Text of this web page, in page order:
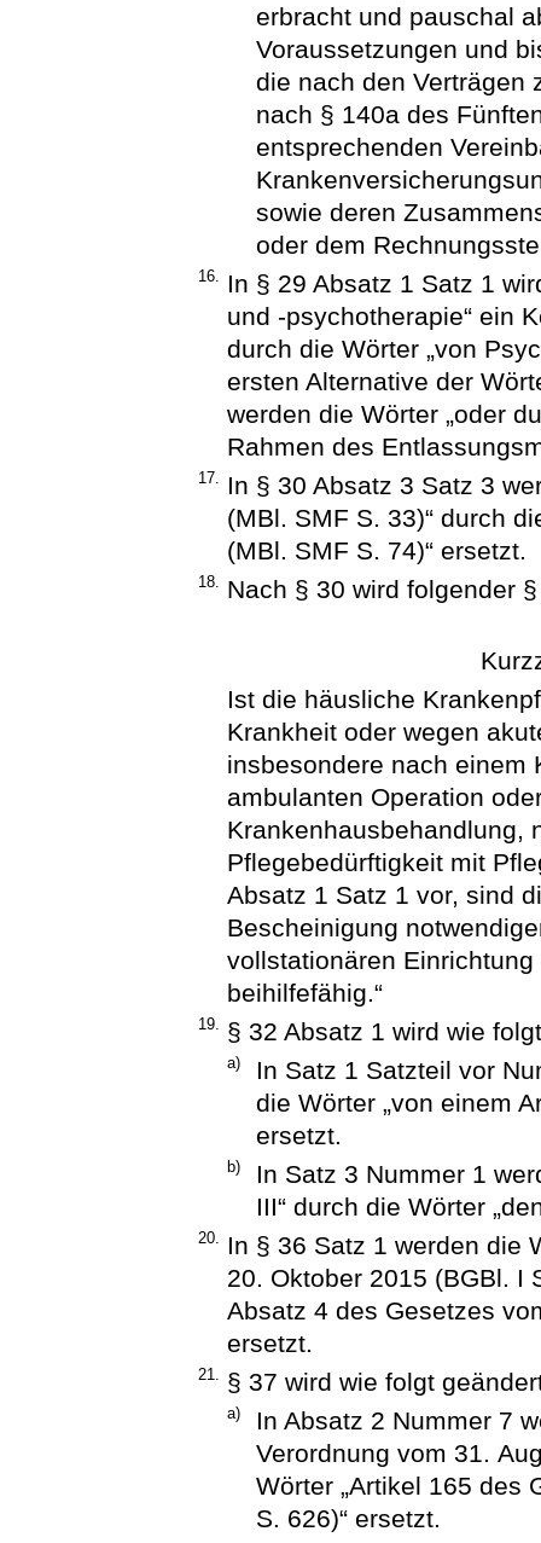
erbracht und pauschal
Voraussetzungen und
die nach den Verträgen
nach § 140a des
entsprechenden
sowie deren
oder dem
16.
In § 29 Absatz 1 Satz 1
und -psychotherapie“ ein
durch die Wörter „von
ersten Alternative der
werden die Wörter „oder
Rahmen des
17.
In § 30 Absatz 3 Satz 3
(MBl. SMF S. 33)“ durch
(MBl. SMF S. 74)“ ersetzt.
18. Nach § 30 wird folgender
Ist die häusliche
Krankheit oder wegen
insbesondere nach einem
ambulanten Operation
Krankenhausbehandlung,
Pflegebedürftigkeit mit
Absatz 1 Satz 1 vor, sind
Bescheinigung
vollstationären
beihilfefähig.“
19. § 32 Absatz 1 wird wie
a)
In Satz 1 Satzteil vor
die Wörter „von einem
ersetzt.
b)
In Satz 3 Nummer 1
III“ durch die Wörter
20.
In § 36 Satz 1 werden die
20. Oktober 2015 (BGBl. I
Absatz 4 des Gesetzes
ersetzt.
21. § 37 wird wie folgt
a)
In Absatz 2 Nummer 7
Verordnung vom 31.
Wörter „Artikel 165 des
S. 626)“ ersetzt.